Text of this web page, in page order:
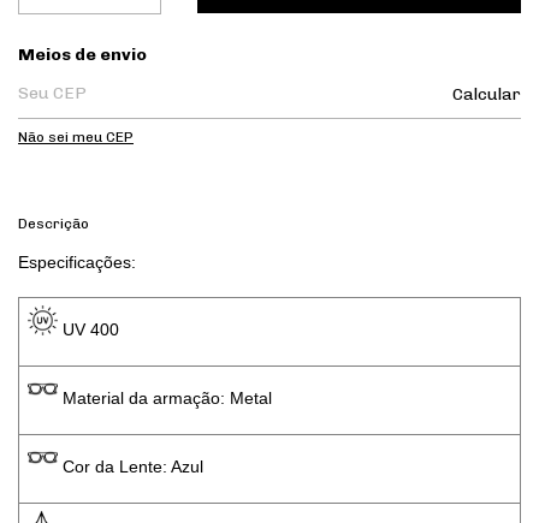
Entregas para o CEP:
Meios de envio
Calcular
Não sei meu CEP
Descrição
Especificações:
UV 400
Material da armação: Metal
Cor da Lente: Azul